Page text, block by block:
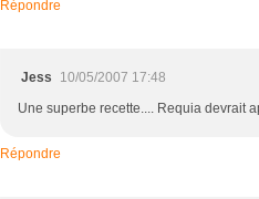
Répondre
Jess
10/05/2007 17:48
Une superbe recette.... Requia devrait
Répondre